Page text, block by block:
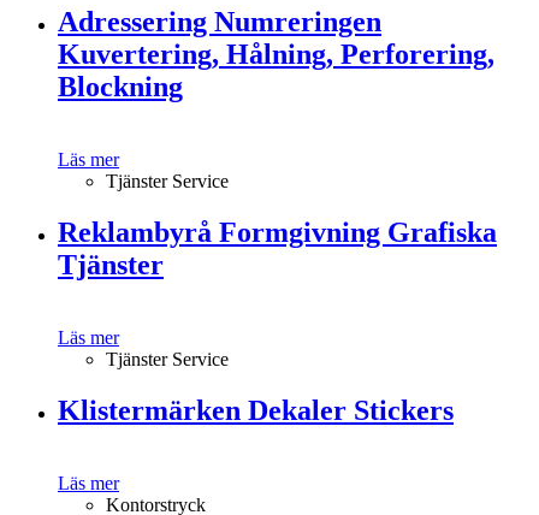
Adressering Numreringen
Kuvertering, Hålning, Perforering,
Blockning
Läs mer
Tjänster Service
Reklambyrå Formgivning Grafiska
Tjänster
Läs mer
Tjänster Service
Klistermärken Dekaler Stickers
Läs mer
Kontorstryck